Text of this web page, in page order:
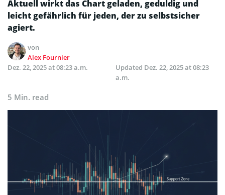
Aktuell wirkt das Chart geladen, geduldig und
leicht gefährlich für jeden, der zu selbstsicher
agiert.
von
Alex Fournier
Dez. 22, 2025 at 08:23 a.m.
Updated Dez. 22, 2025 at 08:23
a.m.
5 Min. read